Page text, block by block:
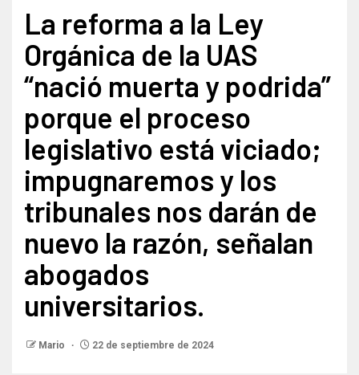
La reforma a la Ley
Orgánica de la UAS
“nació muerta y podrida”
porque el proceso
legislativo está viciado;
impugnaremos y los
tribunales nos darán de
nuevo la razón, señalan
abogados
universitarios.
Mario 22 de septiembre de 2024